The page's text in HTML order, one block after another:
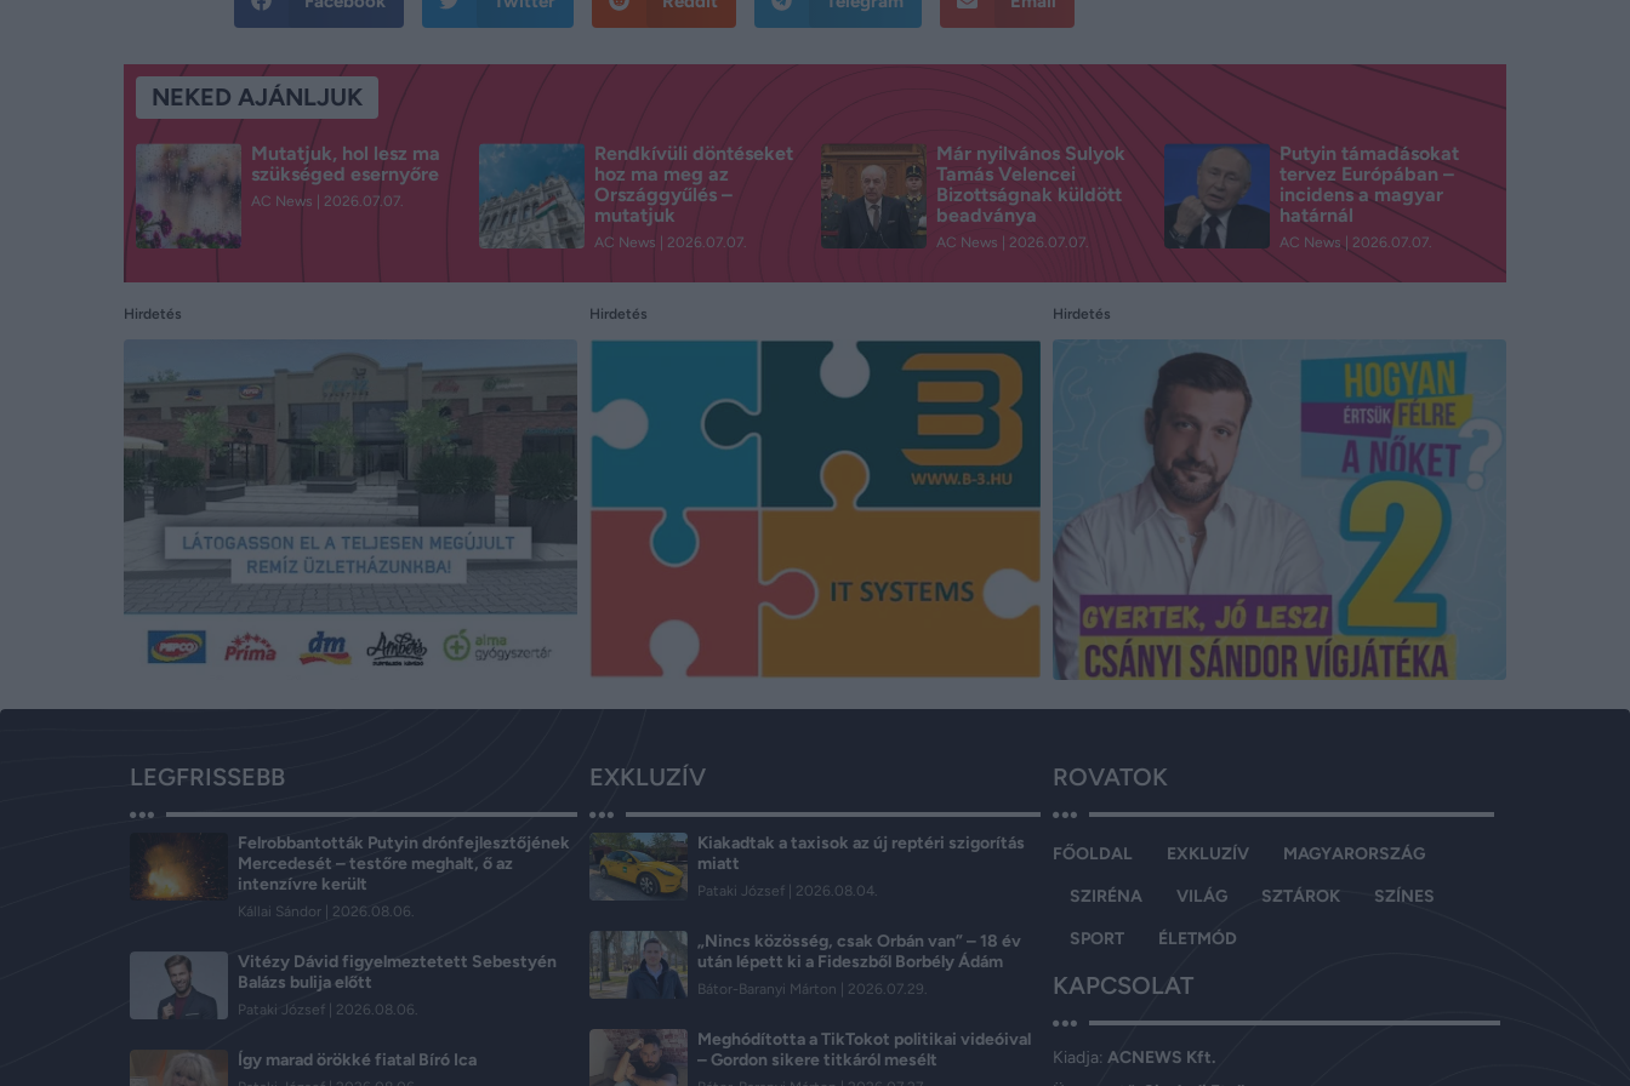
NEKED AJÁNLJUK
Mutatjuk, hol lesz ma
szükséged esernyőre
AC News 2026.07.07.
Rendkívüli döntéseket
hoz ma meg az
Országgyűlés –
mutatjuk
AC News 2026.07.07.
Már nyilvános Sulyok
Tamás Velencei
Bizottságnak küldött
beadványa
AC News 2026.07.07.
Putyin támadásokat
tervez Európában –
incidens a magyar
határnál
AC News 2026.07.07.
Hirdetés Hirdetés Hirdetés
LEGFRISSEBB
Felrobbantották Putyin drónfejlesztőjének
Mercedesét – testőre meghalt, ő az
intenzívre került
Kállai Sándor 2026.08.06.
Vitézy Dávid figyelmeztetett Sebestyén
Balázs bulija előtt
Pataki József 2026.08.06.
Így marad örökké fiatal Bíró Ica
EXKLUZÍV
Kiakadtak a taxisok az új reptéri szigorítás
miatt
Pataki József 2026.08.04.
„Nincs közösség, csak Orbán van” – 18 év
után lépett ki a Fideszből Borbély Ádám
Bátor-Baranyi Márton 2026.07.29.
Meghódította a TikTokot politikai videóival
– Gordon sikere titkáról mesélt
ROVATOK
FŐOLDAL EXKLUZÍV MAGYARORSZÁG
SZIRÉNA VILÁG SZTÁROK SZÍNES
SPORT ÉLETMÓD
KAPCSOLAT
Kiadja:ACNEWS Kft.